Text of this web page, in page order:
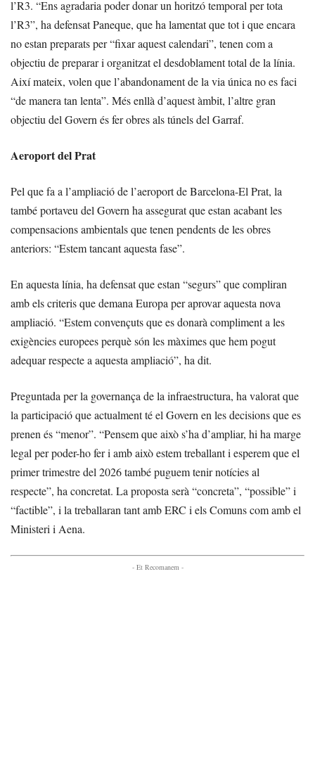
l’R3. “Ens agradaria poder donar un horitzó temporal per tota
l’R3”, ha defensat Paneque, que ha lamentat que tot i que encara
no estan preparats per “fixar aquest calendari”, tenen com a
objectiu de preparar i organitzat el desdoblament total de la línia.
Així mateix, volen que l’abandonament de la via única no es faci
“de manera tan lenta”. Més enllà d’aquest àmbit, l’altre gran
objectiu del Govern és fer obres als túnels del Garraf.
Aeroport del Prat
Pel que fa a l’ampliació de l’aeroport de Barcelona-El Prat, la
també portaveu del Govern ha assegurat que estan acabant les
compensacions ambientals que tenen pendents de les obres
anteriors: “Estem tancant aquesta fase”.
En aquesta línia, ha defensat que estan “segurs” que compliran
amb els criteris que demana Europa per aprovar aquesta nova
ampliació. “Estem convençuts que es donarà compliment a les
exigències europees perquè són les màximes que hem pogut
adequar respecte a aquesta ampliació”, ha dit.
Preguntada per la governança de la infraestructura, ha valorat que
la participació que actualment té el Govern en les decisions que es
prenen és “menor”. “Pensem que això s’ha d’ampliar, hi ha marge
legal per poder-ho fer i amb això estem treballant i esperem que el
primer trimestre del 2026 també puguem tenir notícies al
respecte”, ha concretat. La proposta serà “concreta”, “possible” i
“factible”, i la treballaran tant amb ERC i els Comuns com amb el
Ministeri i Aena.
- Et Recomanem -